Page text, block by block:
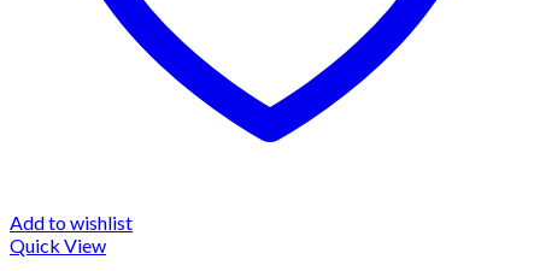
Add to wishlist
Quick View